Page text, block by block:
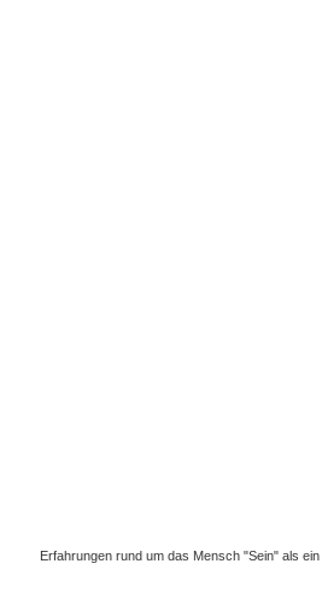
Erfahrungen rund um das Mensch "Sein" als ein